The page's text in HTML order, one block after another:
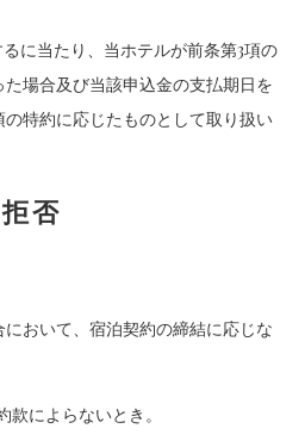
に当たり、当ホテルが前条第3項の
場合及び当該申込金の支払期日を
特約に応じたものとして取り扱い
否
おいて、宿泊契約の締結に応じな
款によらないとき。